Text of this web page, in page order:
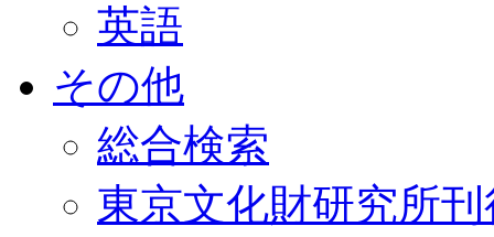
英語
その他
総合検索
東京文化財研究所